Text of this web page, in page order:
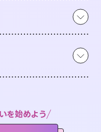
を始めよう